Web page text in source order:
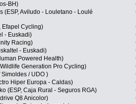
BH)
(ESP, Aviludo - Louletano - Loulé
Efapel Cycling)
- Euskadi)
Racing)
- Euskadi)
Powered Health)
Generation Pro Cycling)
/ UDO )
Hiper Europa - Caldas)
(ESP, Caja Rural - Seguros RGA)
Q8 Anicolor)